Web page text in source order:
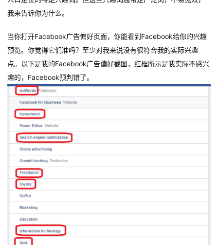
我来告诉你为什么。
当你打开Facebook广告偏好页面，你能看到Facebook给你的兴趣
预览。你觉得它们准吗？至少对我来说没有很符合我的实际兴趣
点。以下是我的Facebook广告偏好截图，红框所示是我实际不感兴
趣的，Facebook预判错了。